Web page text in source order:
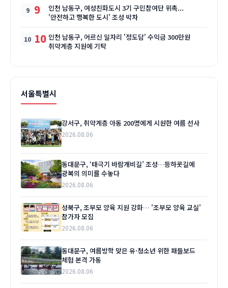
9
인천 남동구, 여성친화도시 3기 구민참여단 위촉...
'안전하고 행복한 도시' 조성 박차
10 인천 남동구, 어르신 일자리 '정도담' 수익금 300만원
취약계층 지원에 기탁
서울특별시
강서구, 취약계층 아동 200명에게 시원한 여름 선사
2026.08.06
동대문구, ‘태극기 바람개비길’ 조성…등하굣길에
광복의 의미를 수놓다
2026.08.06
성북구, 조부모 양육 지원 강화… '조부모 양육 교실'
참가자 모집
2026.08.06
동대문구, 여름방학 맞은 유·청소년 위한 패들보드
체험 본격 가동
2026.08.06